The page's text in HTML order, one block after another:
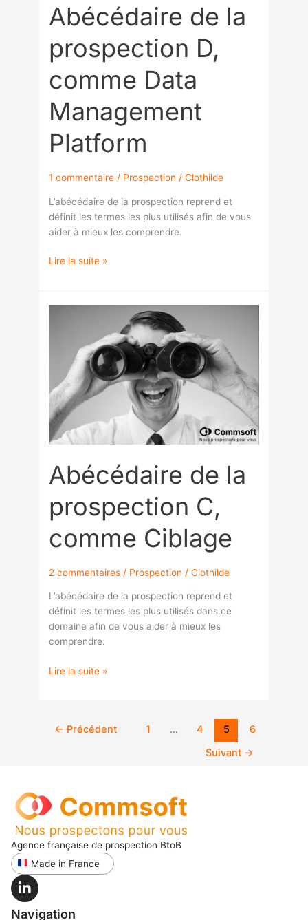
Abécédaire de la
prospection D,
comme Data
Management
Platform
1 commentaire / Prospection /Clothilde
L’abécédaire de la prospection reprend et
définit les termes les plus utilisés afin de vous
aider à mieux les comprendre.
Platform
Lire la suite »
Abécédaire de la
prospection C,
comme Ciblage
2 commentaires / Prospection /Clothilde
L’abécédaire de la prospection reprend et
définit les termes les plus utilisés dans ce
domaine afin de vous aider à mieux les
comprendre.
prospection
comme
Ciblage
Lire la suite »
← Précédent 1 … 4 5
6
Suivant →
Agence française de prospection BtoB
Made in France
Navigation